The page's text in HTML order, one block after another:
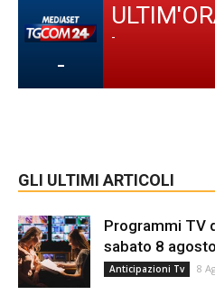
-
-
GLI ULTIMI ARTICOLI
Programmi TV
sabato 8
Anticipazioni Tv 8